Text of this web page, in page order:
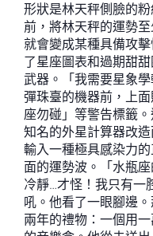
形狀是林天秤側臉的
前，將林天秤的運勢
就會變成某種具備攻
了星座圖表和過期甜
武器。「我需要星象
彈珠臺的機器前，上
座勿碰」等警告標籤
知名的外星計算器改
輸入一種極具感染力
面的運勢波。「水瓶
冷靜…才怪！我只有一
吼。他看了一眼腳邊
兩年的禮物：一個用